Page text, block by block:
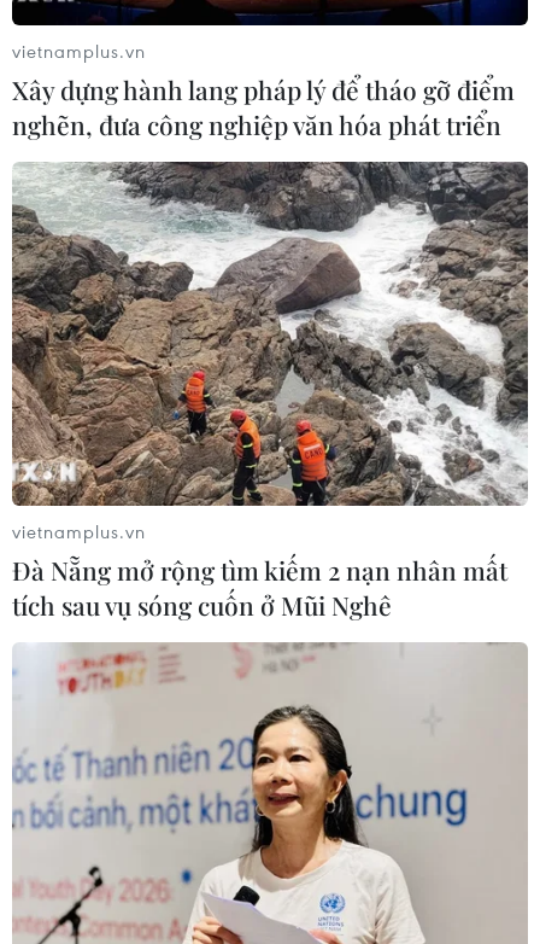
TIN CÙNG CHUYÊN MỤC
Thành phố Hồ Chí Minh xuất hiện
mưa dông trên diện rộng
Hà Nội: Xử lý dứt điểm 3 vụ việc vi
phạm tại hồ Đồng Đò trước 30/9
09/08/2026 12:49
vietnamplus.vn
Xây dựng hành lang pháp lý để tháo gỡ điểm
nghẽn, đưa công nghiệp văn hóa phát triển
vietnamplus.vn
Đà Nẵng mở rộng tìm kiếm 2 nạn nhân mất
tích sau vụ sóng cuốn ở Mũi Nghê